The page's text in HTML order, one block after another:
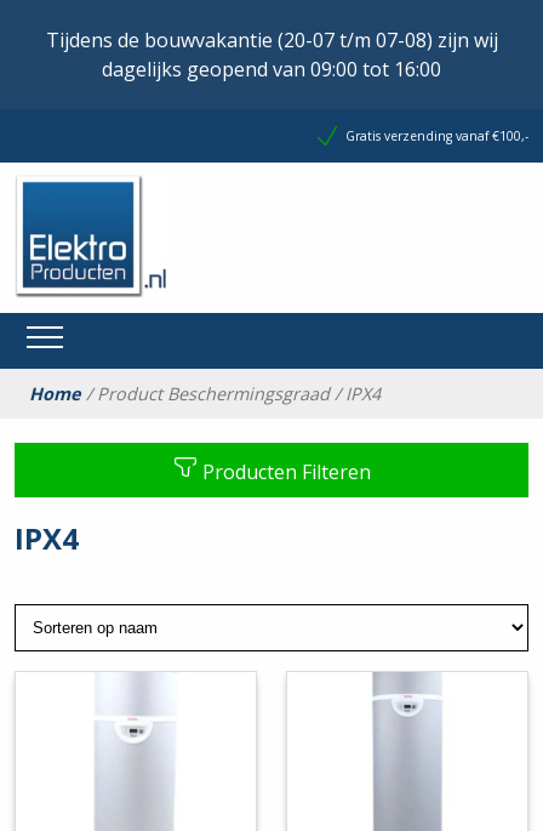
Tijdens de bouwvakantie (20-07 t/m 07-08) zijn wij
dagelijks geopend van 09:00 tot 16:00
Gratis verzending vanaf €100,-
Home/ Product Beschermingsgraad / IPX4
Producten Filteren
IPX4